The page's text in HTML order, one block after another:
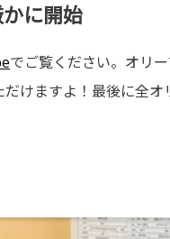
に開始
でご覧ください。オリ
けますよ！最後に全